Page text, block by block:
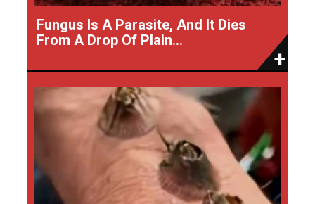
Fungus Is A Parasite, And It Dies
From A Drop Of Plain...